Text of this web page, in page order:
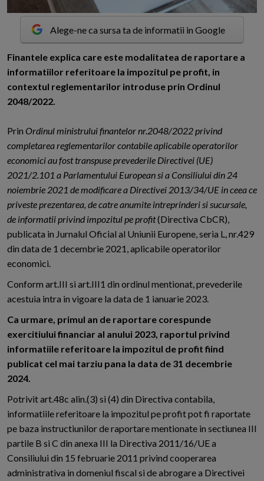
Alege-ne ca sursa ta de informatii in Google
Finantele explica care este modalitatea de raportare a
informatiilor referitoare la impozitul pe profit, in
contextul reglementarilor introduse prin Ordinul
2048/2022.
Prin Ordinul ministrului finantelor nr.2048/2022 privind
completarea reglementarilor contabile aplicabile operatorilor
economici au fost transpuse prevederile Directivei (UE)
2021/2.101 a Parlamentului European si a Consiliului din 24
noiembrie 2021 de modificare a Directivei 2013/34/UE in ceea ce
priveste prezentarea, de catre anumite intreprinderi si sucursale,
de informatii privind impozitul pe profit(Directiva CbCR),
publicata in Jurnalul Oficial al Uniunii Europene, seria L, nr.429
din data de 1 decembrie 2021, aplicabile operatorilor
economici.
Conform art.III si art.III1 din ordinul mentionat, prevederile
acestuia intra in vigoare la data de 1 ianuarie 2023.
Ca urmare, primul an de raportare corespunde
exercitiului financiar al anului 2023, raportul privind
informatiile referitoare la impozitul de profit fiind
publicat cel mai tarziu pana la data de 31 decembrie
2024.
Potrivit art.48c alin.(3) si (4) din Directiva contabila,
informatiile referitoare la impozitul pe profit pot fi raportate
pe baza instructiunilor de raportare mentionate in sectiunea III
partile B si C din anexa III la Directiva 2011/16/UE a
Consiliului din 15 februarie 2011 privind cooperarea
administrativa in domeniul fiscal si de abrogare a Directivei